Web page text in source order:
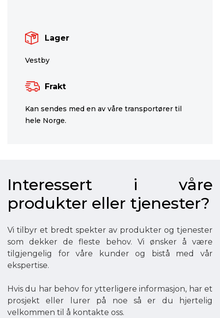
Lager
Vestby
Frakt
Kan sendes med en av våre transportører til
hele Norge.
Interessert i våre
produkter eller tjenester?
Vi tilbyr et bredt spekter av produkter og tjenester
som dekker de fleste behov. Vi ønsker å være
tilgjengelig for våre kunder og bistå med vår
ekspertise.
Hvis du har behov for ytterligere informasjon, har et
prosjekt eller lurer på noe så er du hjertelig
velkommen til å kontakte oss.